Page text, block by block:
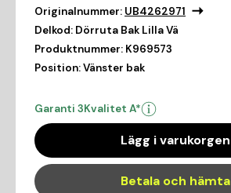
Originalnummer: UB4262971
Delkod: Dörruta Bak Lilla Vä
Produktnummer: K969573
Position:Vänster bak
Garanti 3Kvalitet A*
Lägg i varukorgen
Betala och hämta